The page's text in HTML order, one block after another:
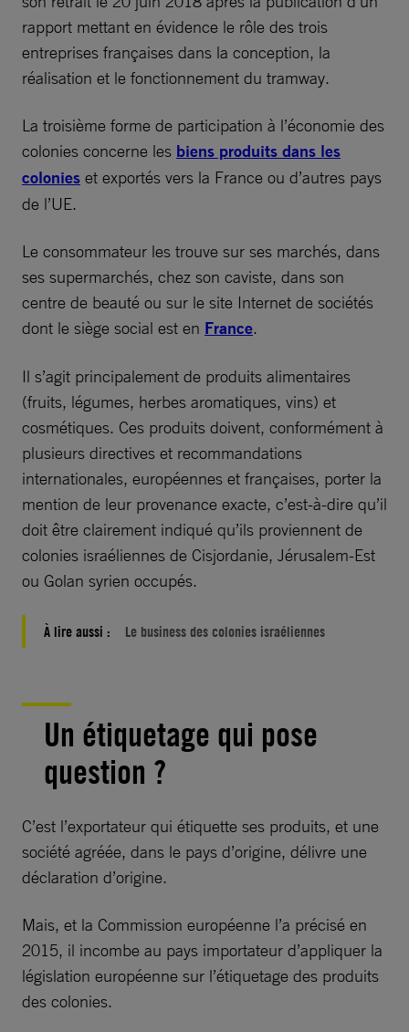
rapport mettant en évidence le rôle des trois
entreprises françaises dans la conception, la
réalisation et le fonctionnement du tramway.
La troisième forme de participation à l’économie des
colonies concerne les biens produits dans les
colonies et exportés vers la France ou d’autres pays
de l’UE.
Le consommateur les trouve sur ses marchés, dans
ses supermarchés, chez son caviste, dans son
centre de beauté ou sur le site Internet de sociétés
dont le siège social est en France.
Il s’agit principalement de produits alimentaires
(fruits, légumes, herbes aromatiques, vins) et
cosmétiques. Ces produits doivent, conformément à
plusieurs directives et recommandations
internationales, européennes et françaises, porter la
mention de leur provenance exacte, c’est-à-dire qu’il
doit être clairement indiqué qu’ils proviennent de
colonies israéliennes de Cisjordanie, Jérusalem-Est
ou Golan syrien occupés.
À lire aussi : Le business des colonies israéliennes
Un étiquetage qui pose
question ?
C’est l’exportateur qui étiquette ses produits, et une
société agréée, dans le pays d’origine, délivre une
déclaration d’origine.
Mais, et la Commission européenne l’a précisé en
2015, il incombe au pays importateur d’appliquer la
législation européenne sur l’étiquetage des produits
des colonies.